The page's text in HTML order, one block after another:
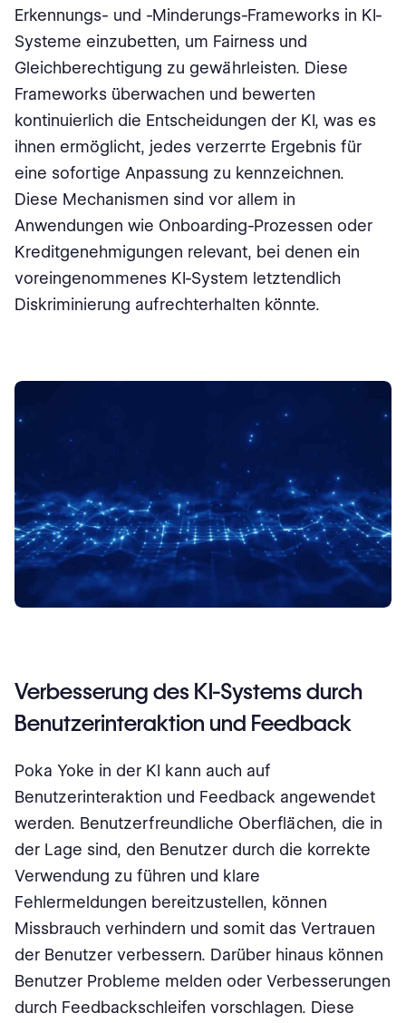
Erkennungs- und -Minderungs-Frameworks in KI-
Systeme einzubetten, um Fairness und
Gleichberechtigung zu gewährleisten. Diese
Frameworks überwachen und bewerten
kontinuierlich die Entscheidungen der KI, was es
ihnen ermöglicht, jedes verzerrte Ergebnis für
eine sofortige Anpassung zu kennzeichnen.
Diese Mechanismen sind vor allem in
Anwendungen wie Onboarding-Prozessen oder
Kreditgenehmigungen relevant, bei denen ein
voreingenommenes KI-System letztendlich
Diskriminierung aufrechterhalten könnte.
Verbesserung des KI-Systems durch
Benutzerinteraktion und Feedback
Poka Yoke in der KI kann auch auf
Benutzerinteraktion und Feedback angewendet
werden. Benutzerfreundliche Oberflächen, die in
der Lage sind, den Benutzer durch die korrekte
Verwendung zu führen und klare
Fehlermeldungen bereitzustellen, können
Missbrauch verhindern und somit das Vertrauen
der Benutzer verbessern. Darüber hinaus können
Benutzer Probleme melden oder Verbesserungen
durch Feedbackschleifen vorschlagen. Diese